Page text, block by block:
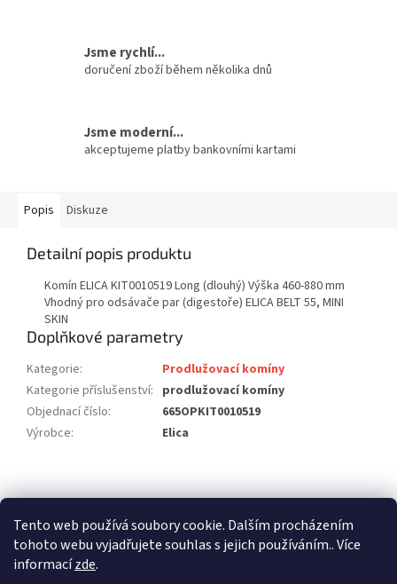
Tento web používá soubory cookie. Dalším procházením
tohoto webu vyjadřujete souhlas s jejich používáním.. Více
informacízde.
Jsme rychlí...
doručení zboží během několika dnů
Jsme moderní...
akceptujeme platby bankovními kartami
Popis Diskuze
Detailní popis produktu
Komín ELICA KIT0010519 Long (dlouhý) Výška 460-880 mm
Vhodný pro odsávače par (digestoře) ELICA BELT 55, MINI
SKIN
Doplňkové parametry
Kategorie:
Prodlužovací komíny
Kategorie příslušenství: prodlužovací komíny
Objednací číslo:
665OPKIT0010519
Výrobce: Elica
á
stavební pouzdra SCRIGNO